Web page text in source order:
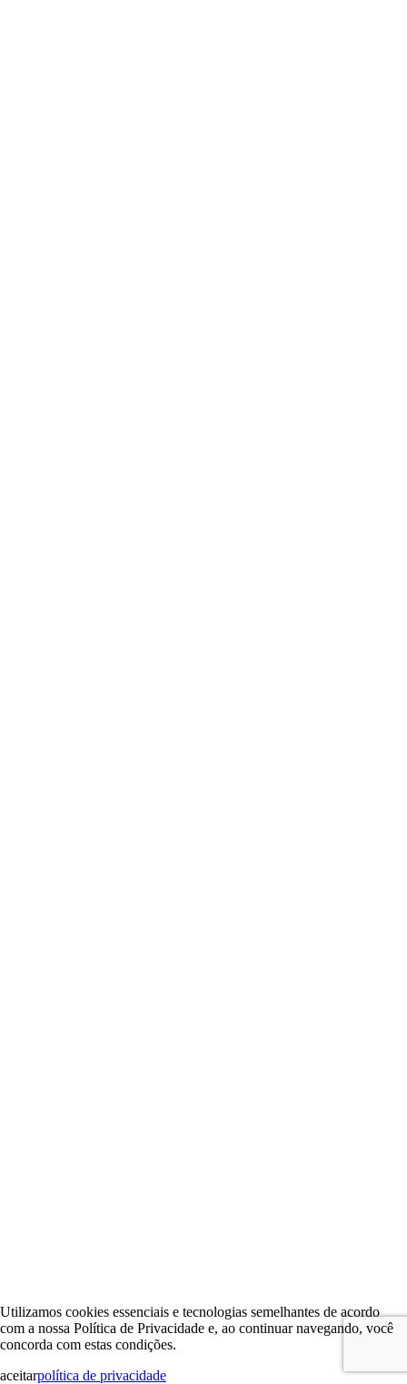
Utilizamos cookies essenciais e tecnologias semelhantes de acordo
com a nossa Política de Privacidade e, ao continuar navegando, você
concorda com estas condições.
aceitarpolítica de privacidade